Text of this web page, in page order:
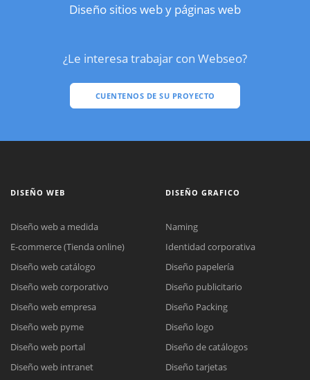
Diseño sitios web y páginas web
¿Le interesa trabajar con Webseo?
CUENTENOS DE SU PROYECTO
DISEÑO WEB
Diseño web a medida
E-commerce (Tienda online)
Diseño web catálogo
Diseño web corporativo
Diseño web empresa
Diseño web pyme
Diseño web portal
Diseño web intranet
DISEÑO GRAFICO
Naming
Identidad corporativa
Diseño papelería
Diseño publicitario
Diseño Packing
Diseño logo
Diseño de catálogos
Diseño tarjetas